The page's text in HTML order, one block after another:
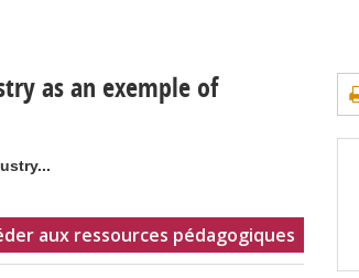
as an exemple of
aux ressources pédagogiques